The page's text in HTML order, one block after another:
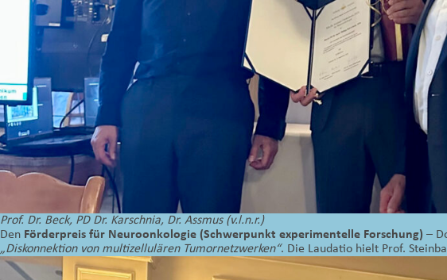
Prof. Dr. Beck, PD Dr. Karschnia, Dr. Assmus (v.l.n.r.)
Den Förderpreis für Neuroonkologie (Schwerpunkt experimentelle Forschung) –
„Diskonnektion von multizellulären Tumornetzwerken“. Die Laudatio hielt Prof.